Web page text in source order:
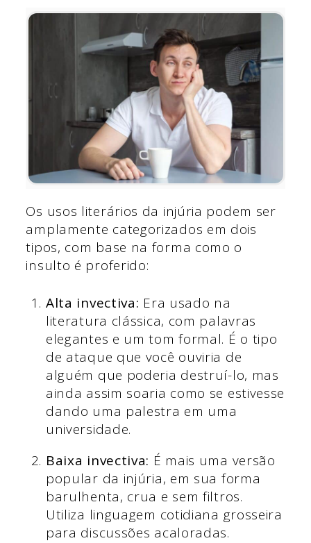
Os usos literários da injúria podem ser
amplamente categorizados em dois
tipos, com base na forma como o
insulto é proferido:
Alta invectiva: Era usado na
literatura clássica, com palavras
elegantes e um tom formal. É o tipo
de ataque que você ouviria de
alguém que poderia destruí-lo, mas
ainda assim soaria como se estivesse
dando uma palestra em uma
universidade.
Baixa invectiva: É mais uma versão
popular da injúria, em sua forma
barulhenta, crua e sem filtros.
Utiliza linguagem cotidiana grosseira
para discussões acaloradas.